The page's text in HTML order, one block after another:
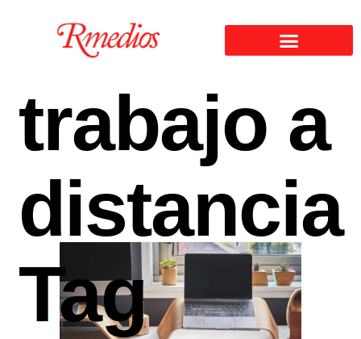
trabajo a
distancia
Tag